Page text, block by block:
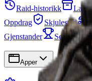
Raid-historikk Lager
Oppdrag
Skjulested
Gjenstander
Sesonger
Apper